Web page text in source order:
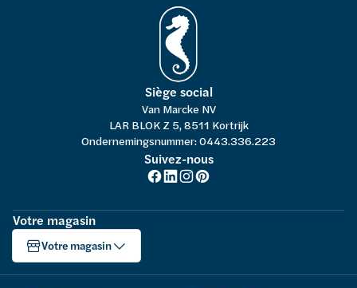
Siège social
Van Marcke NV
LAR BLOK Z 5, 8511 Kortrijk
Ondernemingsnummer: 0443.336.223
Suivez-nous
Votre magasin
Votre magasin